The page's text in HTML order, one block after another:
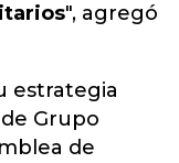
", agregó
estrategia
Grupo
de